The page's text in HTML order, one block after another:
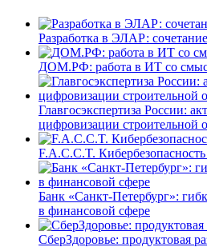
Разработка в ЭЛАР:
ДОМ.РФ: работа в ИТ со
Главгосэкспертиза России:
цифровизации строительной
F.A.C.C.T.
Банк «Санкт-Петербург»:
в финансовой сфере
СберЗдоровье: продуктовая